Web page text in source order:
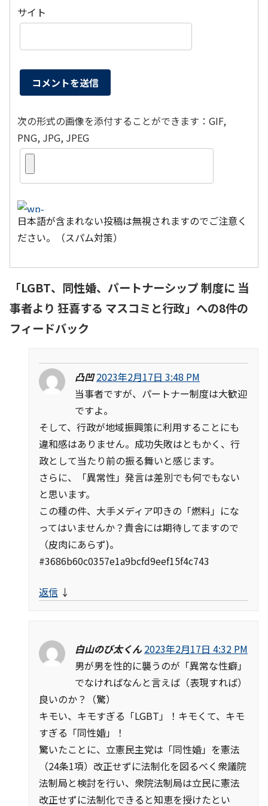
サイト
次の形式の画像を添付することができます：GIF,
PNG, JPG, JPEG
日本語が含まれない投稿は無視されますのでご注意く
ださい。（スパム対策）
「LGBT、同性婚、パートナーシップ 制度に 当
事者より 狂喜する マスコミと行政」への8件の
フィードバック
凸凹 2023年2月17日 3:48 PM
当事者ですが、パートナー制度は大歓迎
ですよ。
そして、行政が地域振興策に利用することにも
違和感はありません。成功失敗はともかく、行
政として当たり前の振る舞いと感じます。
さらに、「異常性」発言は差別でも何でもない
と思います。
この種の件、大手メディア叩きの「燃料」にな
ってはいませんか？貴舎には期待してますので
（皮肉にあらず)。
#3686b60c0357e1a9bcfd9eef15f4c743
返信 ↓
白山のび太くん 2023年2月17日 4:32 PM
男が男を性的に襲うのが「異常な性癖」
でなければなんと言えば（表現すれば）
良いのか？（驚）
キモい、キモすぎる「LGBT」！キモくて、キモ
すぎる「同性婚」！
驚いたことに、立憲民主党は「同性婚」を憲法
（24条1項）改正せずに法制化を図るべく衆議院
法制局と検討を行い、衆院法制局は立民に憲法
改正せずに法制化できると知恵を授けたとい